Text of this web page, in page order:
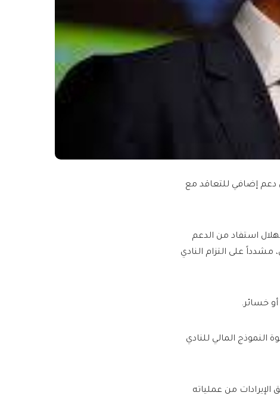
دعم إضافي للتعاقد مع
استفاد من الدعم
على التزام النادي
أو خسائر.
النموذج المالي للنادي
من عملياته